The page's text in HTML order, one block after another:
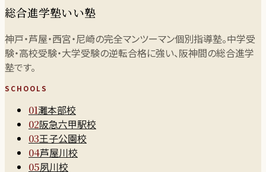
総合進学塾いい塾
神戸・芦屋・西宮・尼崎の完全マンツーマン個別指導塾。中学受
験・高校受験・大学受験の逆転合格に強い、阪神間の総合進学
塾です。
SCHOOLS
01灘本部校
02阪急六甲駅校
03王子公園校
04芦屋川校
05夙川校